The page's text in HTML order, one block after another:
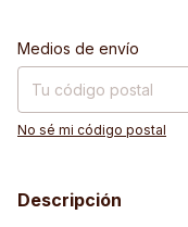
Entregas para el CP:
Medios de envío
No sé mi código postal
Descripción